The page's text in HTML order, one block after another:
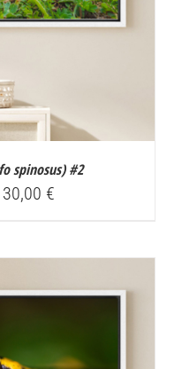
spinosus) #2
€Plage
à